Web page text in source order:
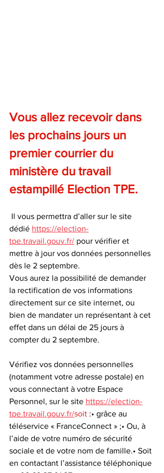
Vous allez recevoir dans
les prochains jours un
premier courrier du
ministère du travail
estampillé Election TPE.
dédié https://election-
tpe.travail.gouv.fr/ pour vérifier et
mettre à jour vos données personnelles
dès le 2 septembre.
Vous aurez la possibilité de demander
la rectification de vos informations
directement sur ce site internet, ou
bien de mandater un représentant à cet
effet dans un délai de 25 jours à
compter du 2 septembre.
Vérifiez vos données personnelles
(notamment votre adresse postale) en
vous connectant à votre Espace
Personnel, sur le site https://election-
tpe.travail.gouv.fr/soit :• grâce au
téléservice « FranceConnect » ;• Ou, à
l’aide de votre numéro de sécurité
sociale et de votre nom de famille.• Soit
en contactant l’assistance téléphonique